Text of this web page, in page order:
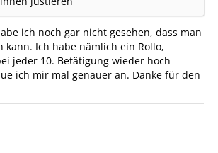
ich noch gar nicht gesehen, dass man
kann. Ich habe nämlich ein Rollo,
jeder 10. Betätigung wieder hoch
ich mir mal genauer an. Danke für den